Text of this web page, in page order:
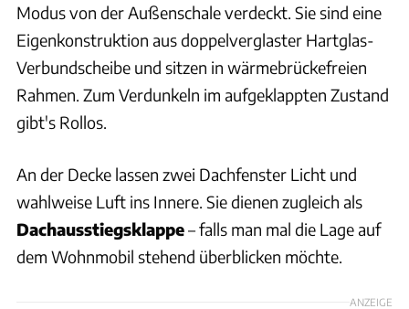
Modus von der Außenschale verdeckt. Sie sind eine
Eigenkonstruktion aus doppelverglaster Hartglas-
Verbundscheibe und sitzen in wärmebrückefreien
Rahmen. Zum Verdunkeln im aufgeklappten Zustand
gibt's Rollos.
An der Decke lassen zwei Dachfenster Licht und
wahlweise Luft ins Innere. Sie dienen zugleich als
Dachausstiegsklappe– falls man mal die Lage auf
dem Wohnmobil stehend überblicken möchte.
ANZEIGE